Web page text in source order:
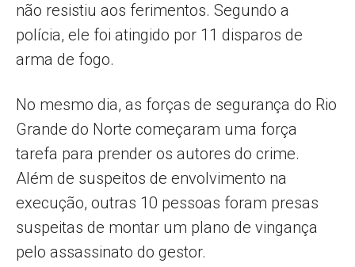
não resistiu aos ferimentos. Segundo a
polícia, ele foi atingido por 11 disparos de
arma de fogo.
No mesmo dia, as forças de segurança do Rio
Grande do Norte começaram uma força
tarefa para prender os autores do crime.
Além de suspeitos de envolvimento na
execução, outras 10 pessoas foram presas
suspeitas de montar um plano de vingança
pelo assassinato do gestor.